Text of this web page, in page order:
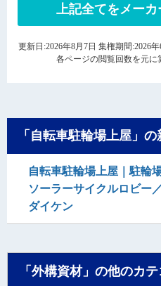
上記全てをメー
更新日:2026年8月7日 集権期間:2026
各ページの閲覧回数を元に
「自転車駐輪場上屋」
自転車駐輪場上屋｜駐輪
ソーラーサイクルロビー
ダイケン
「外構資材」の他のカテ